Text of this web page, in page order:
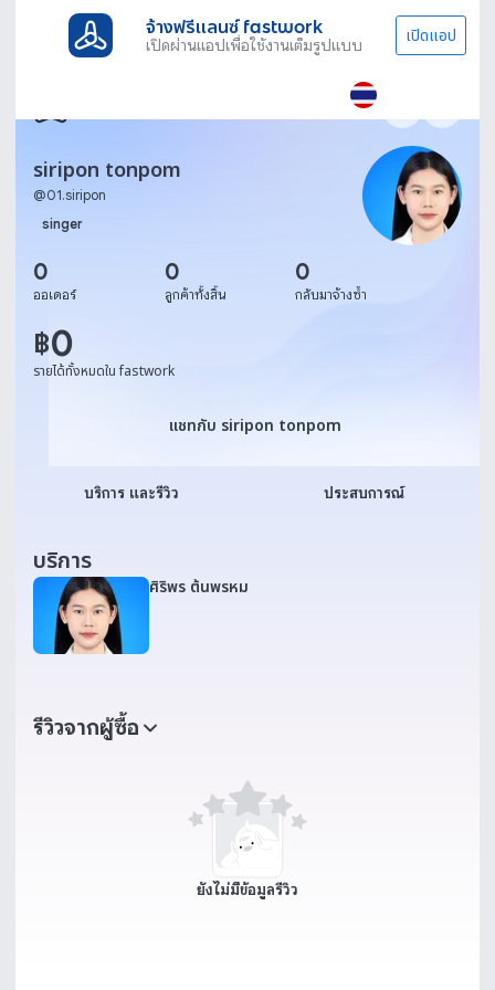
จ้างฟรีแลนซ์ fastwork
เปิดผ่านแอปเพื่อใช้งานเต็มรูปแบบ เปิดแอป
siripon tonpom
@01.siripon
singer
0
ออเดอร์
0
ลูกค้าทั้งสิ้น
0
กลับมาจ้างซ้ำ
฿0
รายได้ทั้งหมดใน fastwork
แชทกับ siripon tonpom
แชทกับ siripon tonpom
บริการ และรีวิว ประสบการณ์
บริการ
ศิริพร ต้นพรหม
รีวิวจากผู้ซื้อ
ยังไม่มีข้อมูลรีวิว